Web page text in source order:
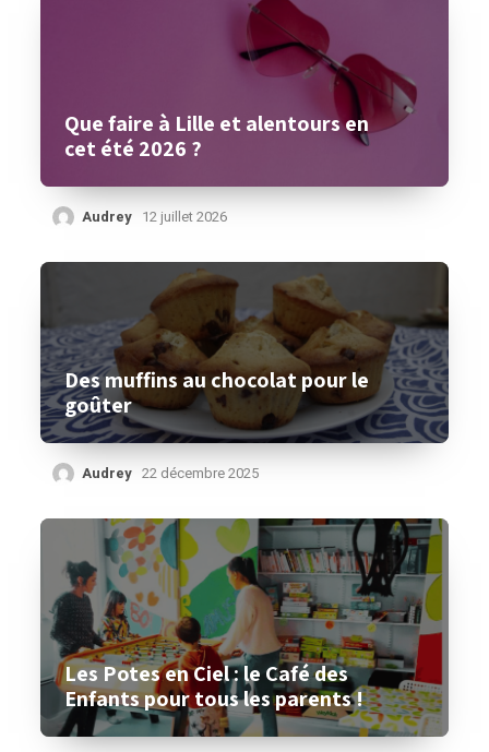
Que faire à Lille et alentours en
cet été 2026 ?
Audrey 12 juillet 2026
Des muffins au chocolat pour le
goûter
Audrey 22 décembre 2025
Les Potes en Ciel : le Café des
Enfants pour tous les parents !